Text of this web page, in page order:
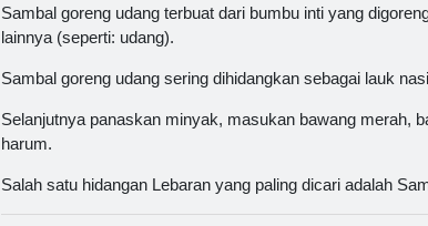
Sambal goreng udang terbuat dari bumbu inti yang
lainnya (seperti: udang).
Sambal goreng udang sering dihidangkan sebagai lauk
Selanjutnya panaskan minyak, masukan bawang merah,
harum.
Salah satu hidangan Lebaran yang paling dicari adalah